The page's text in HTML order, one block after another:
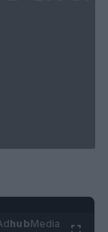
hubMedia